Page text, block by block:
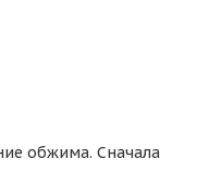
обжима. Сначала